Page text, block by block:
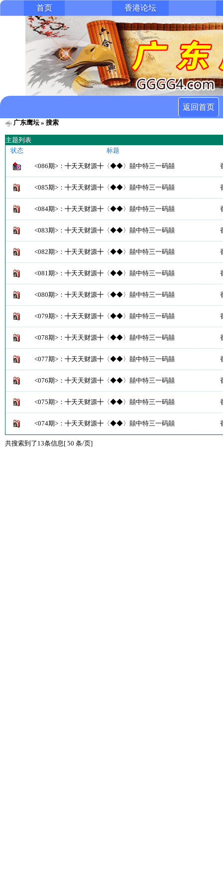
首页 香港论坛
返回首页
广东鹰坛» 搜索
主题列表
状态
标题
<086期>：╋天天财源╋〈◆◆〉囍中特三一码囍
<085期>：╋天天财源╋〈◆◆〉囍中特三一码囍
<084期>：╋天天财源╋〈◆◆〉囍中特三一码囍
<083期>：╋天天财源╋〈◆◆〉囍中特三一码囍
<082期>：╋天天财源╋〈◆◆〉囍中特三一码囍
<081期>：╋天天财源╋〈◆◆〉囍中特三一码囍
<080期>：╋天天财源╋〈◆◆〉囍中特三一码囍
<079期>：╋天天财源╋〈◆◆〉囍中特三一码囍
<078期>：╋天天财源╋〈◆◆〉囍中特三一码囍
<077期>：╋天天财源╋〈◆◆〉囍中特三一码囍
<076期>：╋天天财源╋〈◆◆〉囍中特三一码囍
<075期>：╋天天财源╋〈◆◆〉囍中特三一码囍
<074期>：╋天天财源╋〈◆◆〉囍中特三一码囍
共搜索到了13条信息[ 50 条/页]